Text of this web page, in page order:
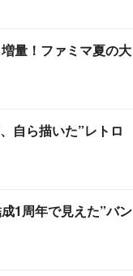
量！ファミマ夏の大
自ら描いた”レトロ
1周年で見えた”バン